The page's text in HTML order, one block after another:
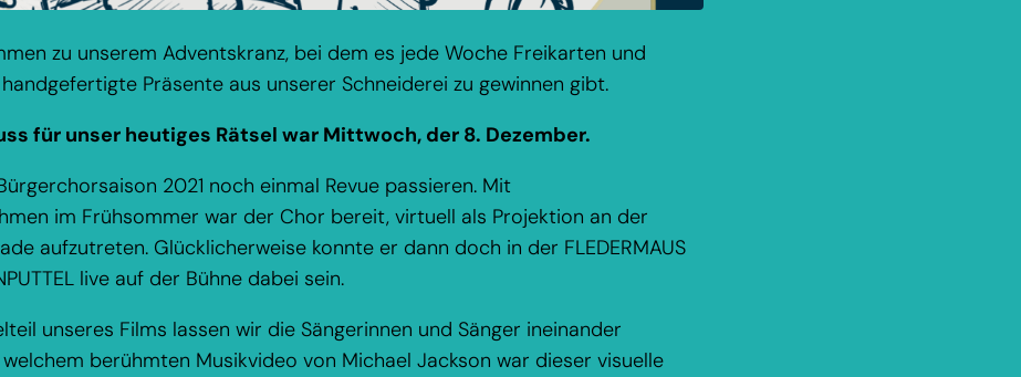
zu unserem Adventskranz, bei dem es jede Woche Freikarten und
Präsente aus unserer Schneiderei zu gewinnen gibt.
für unser heutiges Rätsel war Mittwoch, der 8. Dezember.
2021 noch einmal Revue passieren. Mit
im Frühsommer war der Chor bereit, virtuell als Projektion an der
aufzutreten. Glücklicherweise konnte er dann doch in der FLEDERMAUS
live auf der Bühne dabei sein.
unseres Films lassen wir die Sängerinnen und Sänger ineinander
welchem berühmten Musikvideo von Michael Jackson war dieser visuelle